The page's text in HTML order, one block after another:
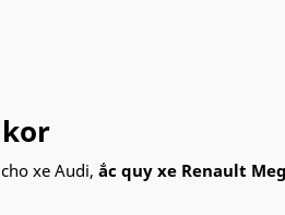
xe Audi, ắc quy xe Renault